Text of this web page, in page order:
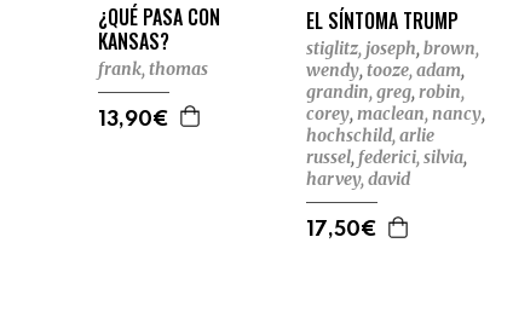
¿QUÉ PASA CON
KANSAS?
frank, thomas
13,90€
EL SÍNTOMA TRUMP
stiglitz, joseph,brown,
wendy,tooze, adam,
grandin, greg,robin,
corey,maclean, nancy,
hochschild, arlie
russel, federici, silvia,
harvey, david
17,50€